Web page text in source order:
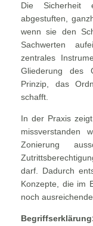
Die Sicherheit
abgestuften,
wenn sie den
Sachwerten
zentrales
Gliederung des
Prinzip, das
schafft.
In der Praxis
missverstanden
Zonierung
darf. Dadurch
Konzepte, die im
noch